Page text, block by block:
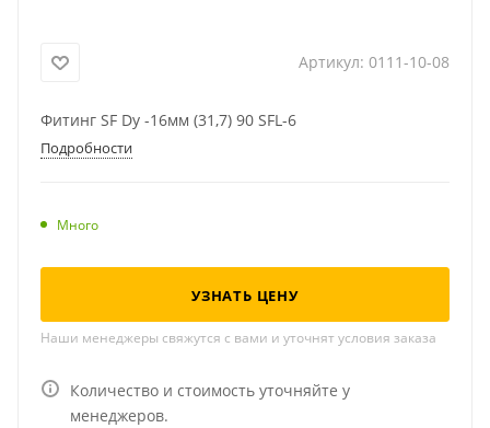
Артикул: 0111-10-08
Фитинг SF Dу -16мм (31,7) 90 SFL-6
Подробности
Много
УЗНАТЬ ЦЕНУ
Наши менеджеры свяжутся с вами и уточнят условия заказа
Количество и стоимость уточняйте у
менеджеров.